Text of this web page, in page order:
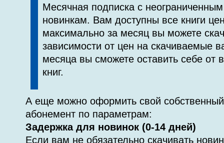
Месячная подписка с
новинкам. Вам доступны все книги
максимально за месяц вы можете
зависимости от цен на скачиваемые
месяца вы сможете оставить себе от
книг.
А еще можно оформить свой
абонемент по параметрам:
Задержка для новинок (0-14 дней)
Если вам не обязательно скачивать